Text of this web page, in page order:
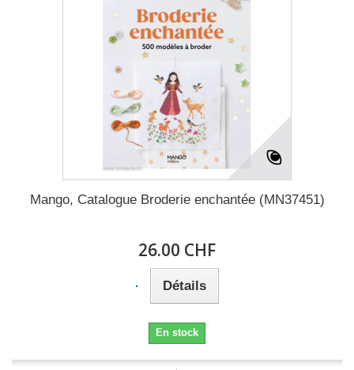
Mango, Catalogue Broderie enchantée (MN37451)
26.00 CHF
Détails
En stock